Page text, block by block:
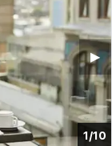
1/10
▶︎